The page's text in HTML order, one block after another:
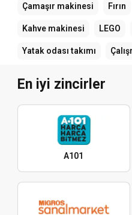
Çamaşır makinesi Fırın
Kahve makinesi LEGO
Yatak odası takımı
En iyi zincirler
A101